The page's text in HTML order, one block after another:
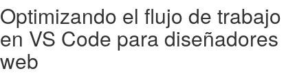
Optimizando el flujo de trabajo
en VS Code para diseñadores
web